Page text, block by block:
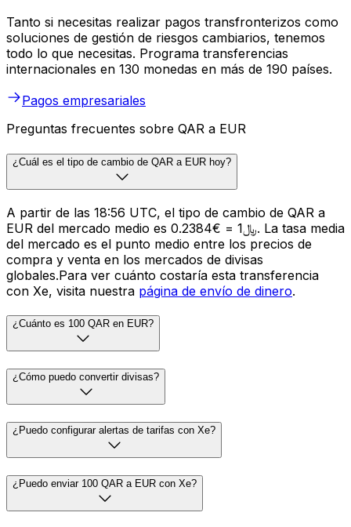
Tanto si necesitas realizar pagos transfronterizos como
soluciones de gestión de riesgos cambiarios, tenemos
todo lo que necesitas. Programa transferencias
internacionales en 130 monedas en más de 190 países.
Pagos empresariales
Preguntas frecuentes sobre QAR a EUR
¿Cuál es el tipo de cambio de QAR a EUR hoy?
A partir de las 18:56 UTC, el tipo de cambio de QAR a
EUR del mercado medio es ﷼1 = €0.2384. La tasa media
del mercado es el punto medio entre los precios de
compra y venta en los mercados de divisas
globales.Para ver cuánto costaría esta transferencia
con Xe, visita nuestra página de envío de dinero.
¿Cuánto es 100 QAR en EUR?
¿Cómo puedo convertir divisas?
¿Puedo configurar alertas de tarifas con Xe?
¿Puedo enviar 100 QAR a EUR con Xe?